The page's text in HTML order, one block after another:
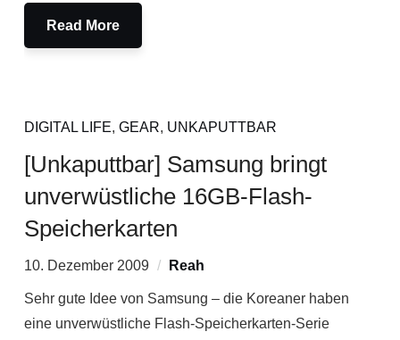
Read More
DIGITAL LIFE, GEAR, UNKAPUTTBAR
[Unkaputtbar] Samsung bringt
unverwüstliche 16GB-Flash-
Speicherkarten
10. Dezember 2009 Reah
Sehr gute Idee von Samsung – die Koreaner haben
eine unverwüstliche Flash-Speicherkarten-Serie